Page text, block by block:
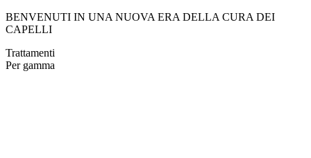
BENVENUTI IN UNA NUOVA ERA DELLA CURA DEI
CAPELLI
Trattamenti
Per gamma